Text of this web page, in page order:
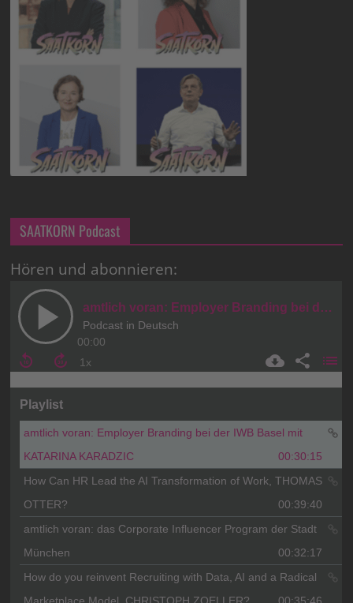
SAATKORN Podcast
Hören und abonnieren: